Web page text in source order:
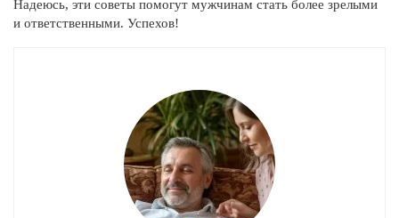
Надеюсь, эти советы помогут мужчинам стать более зрелыми
и ответственными. Успехов!